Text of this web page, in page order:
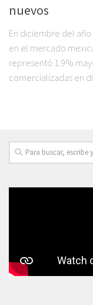
nuevos
En diciembre del
en el mercado
representó 1.9%
comercializadas en